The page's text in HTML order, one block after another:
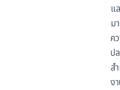
แ
ม
ค
ป
ส
ง